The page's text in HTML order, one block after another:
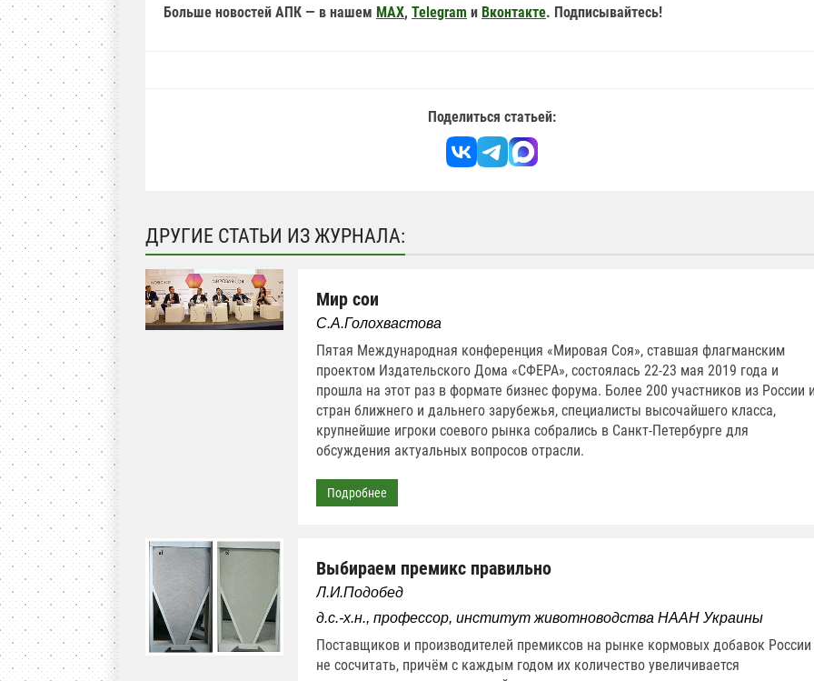
Больше новостей АПК — в нашем MAX, Telegram и Вконтакте. Подписывайтесь!
Поделиться статьей:
ДРУГИЕ СТАТЬИ ИЗ ЖУРНАЛА:
Мир сои
С.А.Голохвастова
Пятая Международная конференция «Мировая Соя», ставшая флагманским
проектом Издательского Дома «СФЕРА», состоялась 22-23 мая 2019 года и
прошла на этот раз в формате бизнес форума. Более 200 участников из России
стран ближнего и дальнего зарубежья, специалисты высочайшего класса,
крупнейшие игроки соевого рынка собрались в Санкт-Петербурге для
обсуждения актуальных вопросов отрасли.
Подробнее
Выбираем премикс правильно
Л.И.Подобед
д.с.-х.н., профессор, институт животноводства НААН Украины
Поставщиков и производителей премиксов на рынке кормовых добавок России
не сосчитать, причём с каждым годом их количество увеличивается